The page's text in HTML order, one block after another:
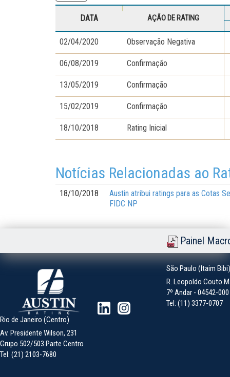
DATA AÇÃO DE RATING
02/04/2020 Observação Negativa
06/08/2019 Confirmação
13/05/2019 Confirmação
15/02/2019 Confirmação
18/10/2018 Rating Inicial
Notícias Relacionadas ao
18/10/2018
Austin atribui ratings para as Cotas
FIDC NP
Painel
São Paulo (Itaim Bibi)
R. Leopoldo Couto
7º Andar - 04542-
Tel: (11) 3377-0707
Rio de Janeiro (Centro)
Av. Presidente Wilson, 231
Grupo 502/503 Parte Centro
Tel: (21) 2103-7680